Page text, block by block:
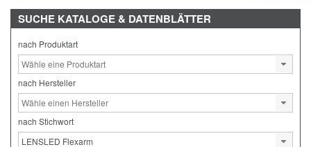
SUCHE KATALOGE & DATENBLÄTTER
nach Produktart
nach Hersteller
nach Stichwort